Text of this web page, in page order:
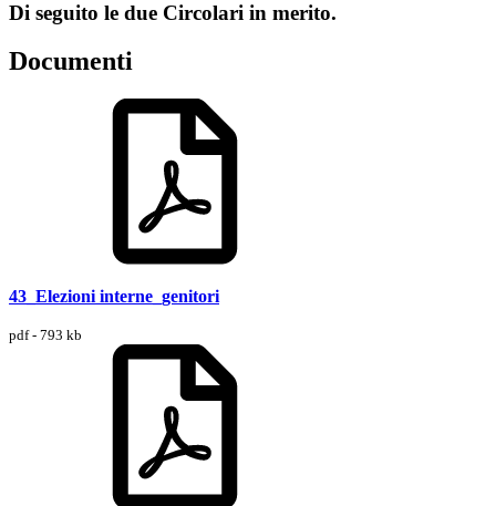
Di seguito le due Circolari in merito.
Documenti
43_Elezioni interne_genitori
pdf - 793 kb